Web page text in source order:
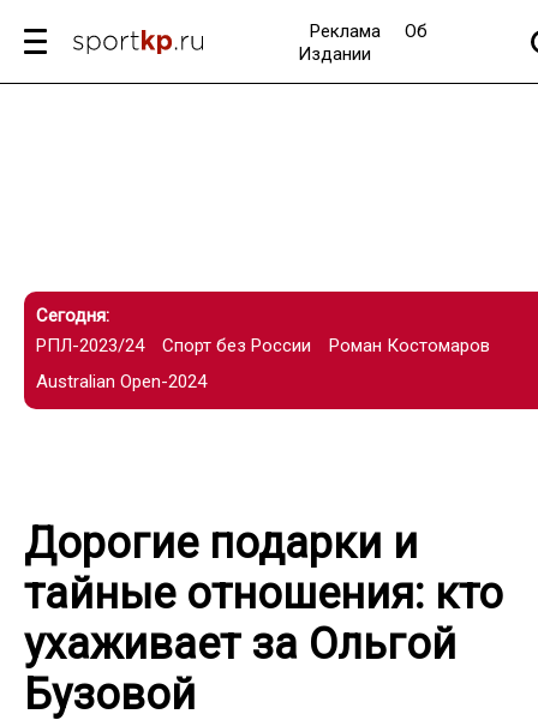
Реклама
Об
Издании
Сегодня:
РПЛ-2023/24
Спорт без России
Роман Костомаров
Australian Open-2024
Дорогие подарки и
тайные отношения: кто
ухаживает за Ольгой
Бузовой